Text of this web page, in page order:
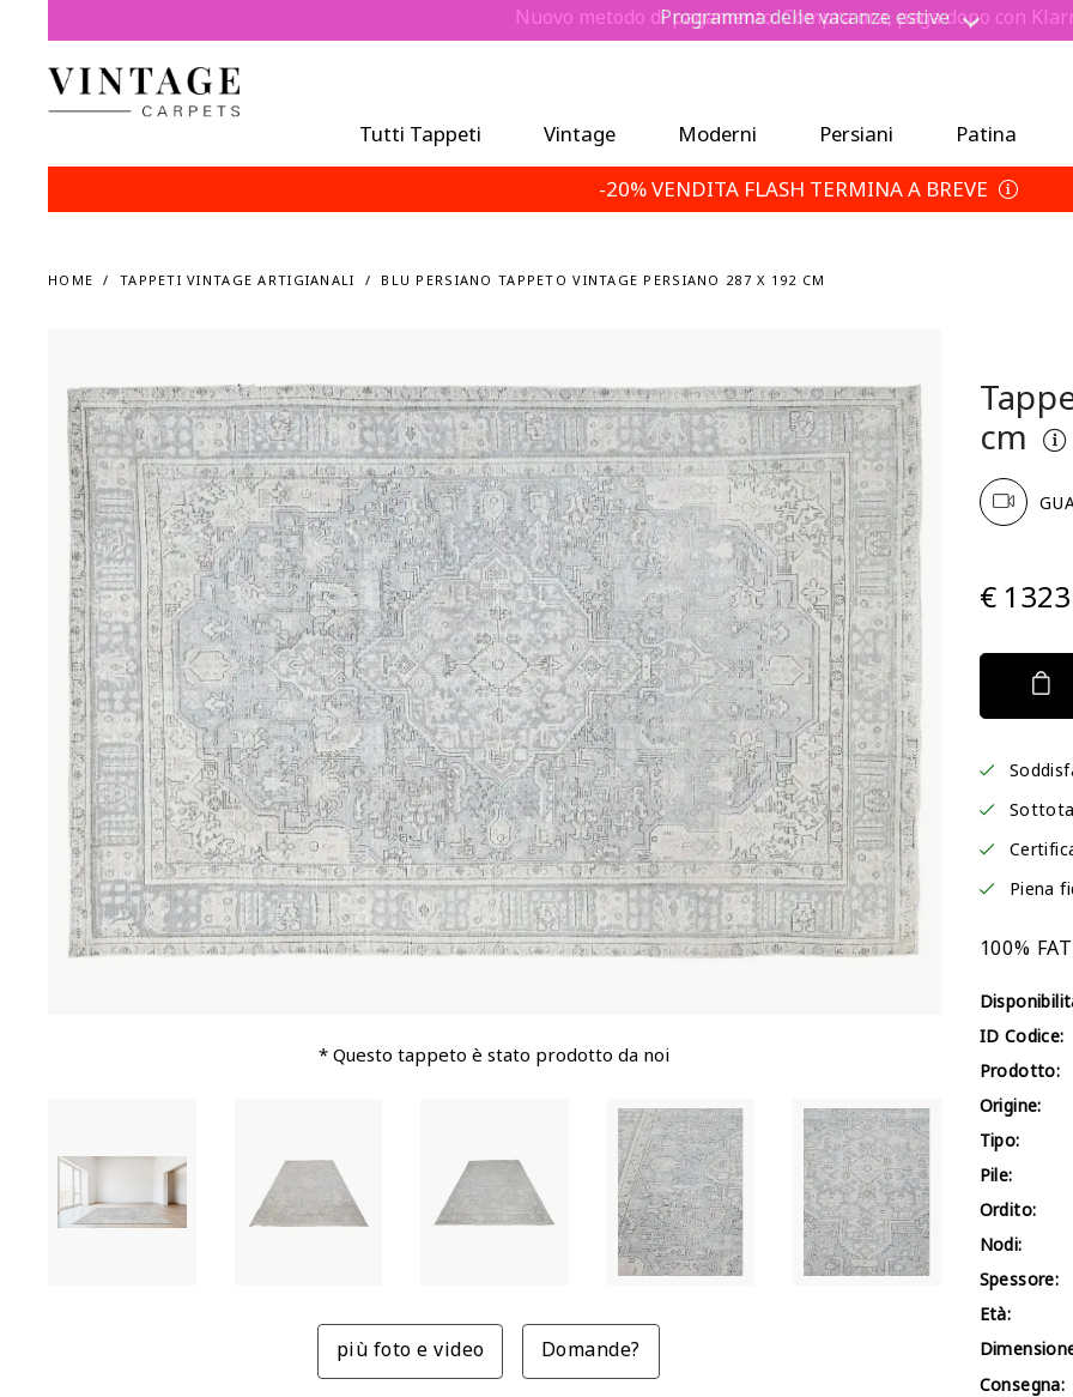
Risparmia un 5% extra — Scegli le tue condizioni di reso
Nuovo metodo di pagamento: Compra ora, paga dopo con
Programma delle vacanze estive
Tutti Tappeti Vintage Moderni Persiani Patina
-20% VENDITA FLASH TERMINA A BREVE
HOME TAPPETI VINTAGE ARTIGIANALI BLU PERSIANO TAPPETO VINTAGE PERSIANO 287 X 192 CM
* Questo tappeto è stato prodotto da noi
più foto e video Domande?
cm
€ 1323
Piena
100%
ID Codice:
Prodotto:
Origine:
Tipo:
Pile:
Ordito:
Nodi:
Spessore:
Età:
Consegna: